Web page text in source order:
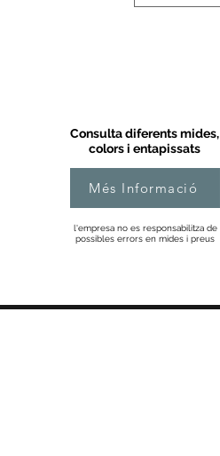
Consulta diferents mides,
colors i entapissats
Més Informació
l'empresa no es responsabilitza de
possibles errors en mides i preus